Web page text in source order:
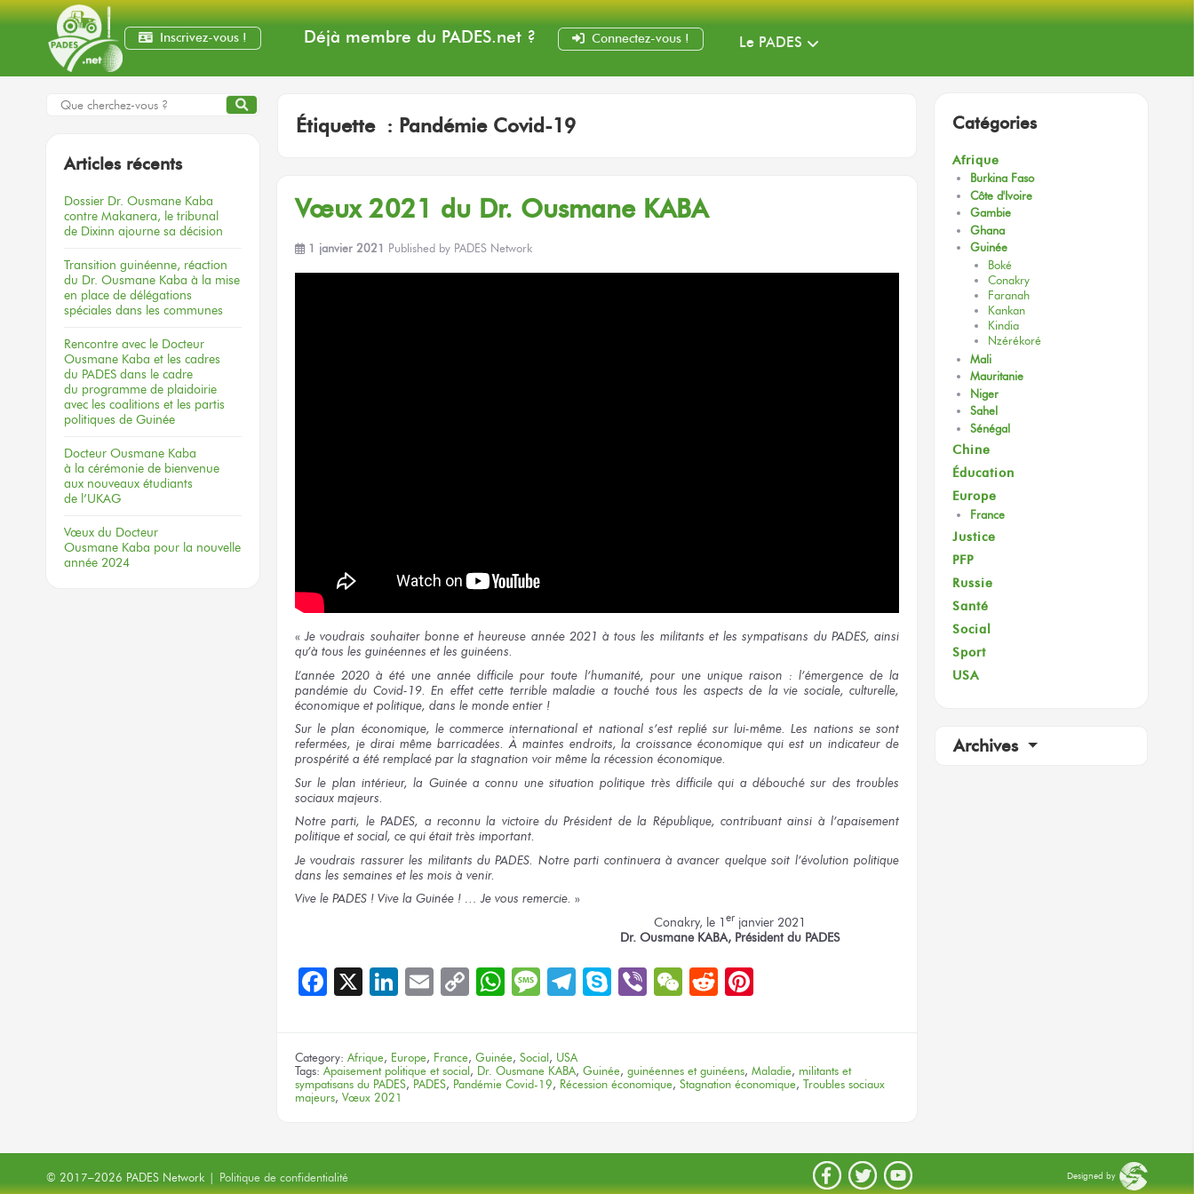
Inscrivez-vous ! Déjà membre du PADES.net? Connectez-vous ! Le PADES
Étiquette : Pandémie Covid-19
Vœux 2021 du Dr. Ousmane KABA
1 janvier 2021 Published by PADES Network
«Je voudrais souhaiter bonne et heureuse année 2021 à tous les militants et les sympatisans du PADES, ainsi
qu’à tous les guinéennes et les guinéens.
L’année 2020 à été une année difficile pour toute l’humanité, pour une unique raison : l’émergence de la
pandémie du Covid-19. En effet cette terrible maladie a touché tous les aspects de la vie sociale, culturelle,
économique et politique, dans le monde entier !
Sur le plan économique, le commerce international et national s’est replié sur lui-même. Les nations se sont
refermées, je dirai même barricadées. À maintes endroits, la croissance économique qui est un indicateur de
prospérité a été remplacé par la stagnation voir même la récession économique.
Sur le plan intérieur, la Guinée a connu une situation politique très difficile qui a débouché sur des troubles
sociaux majeurs.
Notre parti, le PADES, a reconnu la victoire du Président de la République, contribuant ainsi à l’apaisement
politique et social, ce qui était très important.
Je voudrais rassurer les militants du PADES. Notre parti continuera à avancer quelque soit l’évolution politique
dans les semaines et les mois à venir.
Vive le PADES ! Vive la Guinée ! … Je vous remercie. »
Conakry, le 1er janvier 2021
Dr. Ousmane KABA, Président du PADES
Facebook
X LinkedIn
EmailCopyWhatsApp
Message
Telegram
SkypeViberWeChat
Reddit
Category: Afrique, Europe, France, Guinée, Social , USA
Tags: Apaisement politique et social , Dr. Ousmane KABA, Guinée, guinéennes et guinéens, Maladie, militants et
sympatisans du PADES, PADES, Pandémie Covid-19, Récession économique, Stagnation économique, Troubles sociaux
majeurs, Vœux 2021
Articles récents
Dossier Dr. Ousmane Kaba
contre Makanera, le tribunal
de Dixinn ajourne sa décision
Transition guinéenne, réaction
du Dr. Ousmane Kaba à la mise
en place de délégations
spéciales dans les communes
Rencontre avec le Docteur
Ousmane Kaba et les cadres
du PADES dans le cadre
du programme de plaidoirie
avec les coalitions et les partis
politiques de Guinée
Docteur Ousmane Kaba
à la cérémonie de bienvenue
aux nouveaux étudiants
de l’UKAG
Vœux du Docteur
Ousmane Kaba pour la nouvelle
année 2024
Catégories
Afrique
Burkina Faso
Côte d'Ivoire
Gambie
Ghana
Guinée
Boké
Conakry
Faranah
Kankan
Kindia
Nzérékoré
Mali
Mauritanie
Niger
Sahel
Sénégal
Chine
Éducation
Europe
France
Justice
PFP
Russie
Santé
Social
Sport
USA
Archives
© 2017–2026 PADES Network Politique de confidentialité Designed by